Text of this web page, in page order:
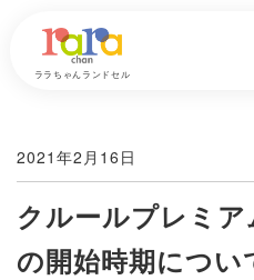
ララちゃんランドセル
2021年2月16日
クルールプレミ
の開始時期につい